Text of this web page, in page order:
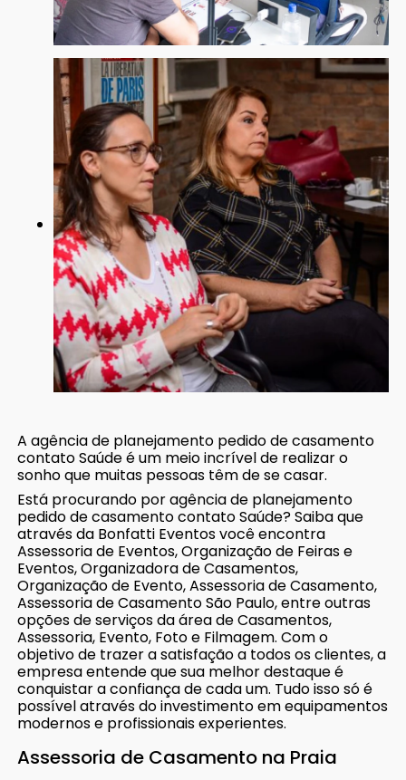
A agência de planejamento pedido de casamento
contato Saúde é um meio incrível de realizar o
sonho que muitas pessoas têm de se casar.
Está procurando por agência de planejamento
pedido de casamento contato Saúde? Saiba que
através da Bonfatti Eventos você encontra
Assessoria de Eventos, Organização de Feiras e
Eventos, Organizadora de Casamentos,
Organização de Evento, Assessoria de Casamento,
Assessoria de Casamento São Paulo, entre outras
opções de serviços da área de Casamentos,
Assessoria, Evento, Foto e Filmagem. Com o
objetivo de trazer a satisfação a todos os clientes, a
empresa entende que sua melhor destaque é
conquistar a confiança de cada um. Tudo isso só é
possível através do investimento em equipamentos
modernos e profissionais experientes.
Assessoria de Casamento na Praia